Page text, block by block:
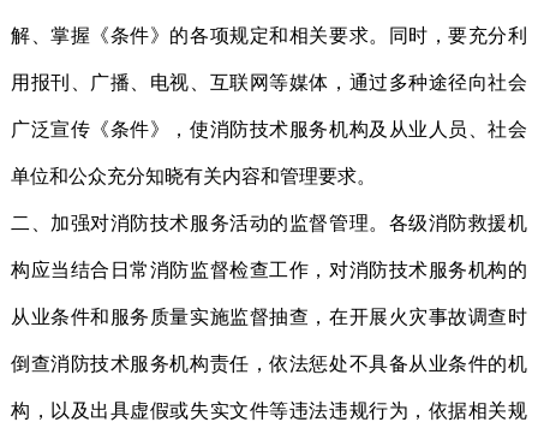
解、掌握《条件》的各项规定和相关要求。同时，要充分利
用报刊、广播、电视、互联网等媒体，通过多种途径向社会
广泛宣传《条件》，使消防技术服务机构及从业人员、社会
单位和公众充分知晓有关内容和管理要求。
二、加强对消防技术服务活动的监督管理。各级消防救援机
构应当结合日常消防监督检查工作，对消防技术服务机构的
从业条件和服务质量实施监督抽查，在开展火灾事故调查时
倒查消防技术服务机构责任，依法惩处不具备从业条件的机
构，以及出具虚假或失实文件等违法违规行为，依据相关规